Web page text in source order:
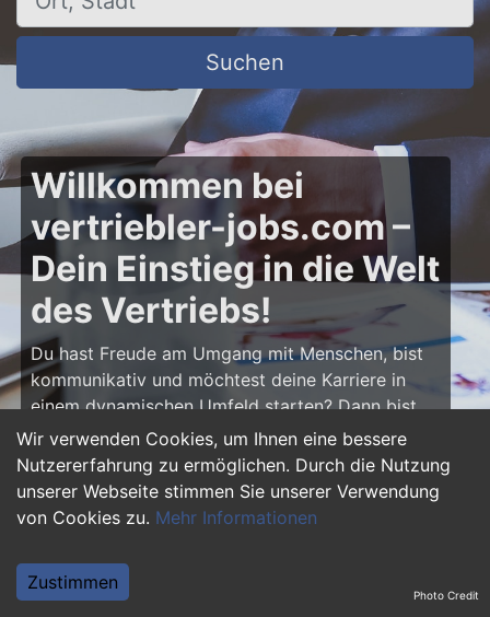
Wir verwenden Cookies, um Ihnen eine bessere
Nutzererfahrung zu ermöglichen. Durch die Nutzung
unserer Webseite stimmen Sie unserer Verwendung
von Cookies zu. Mehr Informationen
Zustimmen
Suchen
Willkommen bei
vertriebler-jobs.com –
Dein Einstieg in die Welt
des Vertriebs!
Du hast Freude am Umgang mit Menschen, bist
kommunikativ und möchtest deine Karriere in
einem dynamischen Umfeld starten? Dann bist
du aufvertriebler-jobs.comgenau richtig! Hier
findest du zahlreiche Ausbildungsplätze und
Einstiegsjobs im Vertrieb – von klassischen
Vertriebspositionen über Außendienst bis hin zu
Vertriebler und entwickle deine Talente!
Photo Credit